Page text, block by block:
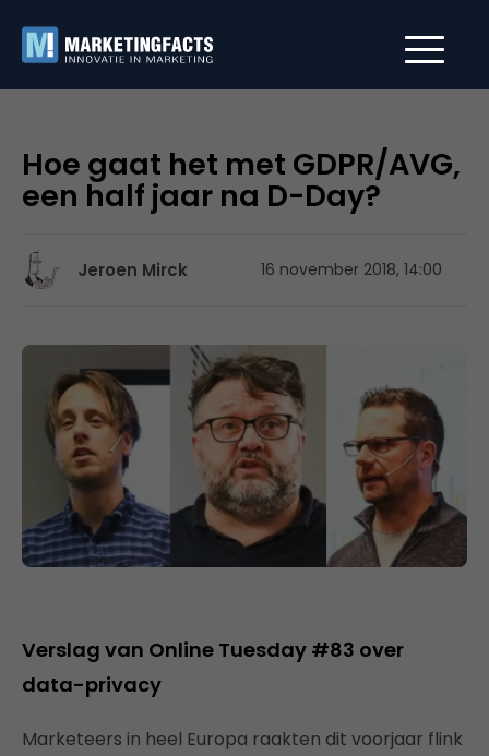
Hoe gaat het met GDPR/AVG,
een half jaar na D-Day?
Jeroen Mirck 16 november 2018, 14:00
Verslag van Online Tuesday #83 over
data-privacy
Marketeers in heel Europa raakten dit voorjaar flink